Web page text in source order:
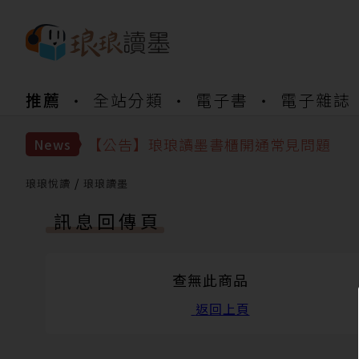
推薦 全站分類 電子書 電子雜誌
News
【公告】琅琅書店服務升級重要說明及
【公告】琅琅讀墨書櫃開通常見問題
【公告】琅琅書店服務升級重要說明及
琅琅悅讀 琅琅讀墨
訊息回傳頁
查無此商品
返回上頁